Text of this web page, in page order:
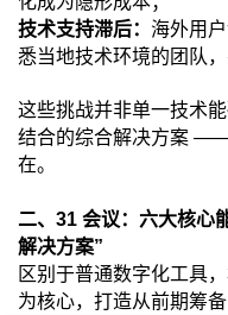
技术支持滞后： 海外用
悉当地技术环境的团队
这些挑战并非单一技术
结合的综合解决方案
在。
二、31 会议：六大核心
解决方案”
区别于普通数字化工具
为核心，打造从前期筹